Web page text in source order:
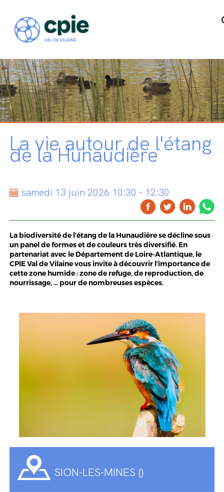
La vie autour de l'étang
de la Hunaudière
samedi 13 juin 2026 10:30 - 12:30
La biodiversité de l’étang de la Hunaudière se décline sous
un panel de formes et de couleurs très diversifié. En
partenariat avec le Département de Loire-Atlantique, le
CPIE Val de Vilaine vous invite à découvrir l'importance de
cette zone humide : zone de refuge, de reproduction, de
nourrissage, ... pour de nombreuses espèces.
SION-LES-MINES ()